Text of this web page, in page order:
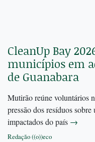
CleanUp Bay
municípios em
de Guanabara
Mutirão reúne voluntários
pressão dos resíduos
impactados do país →
Redação ((o))eco